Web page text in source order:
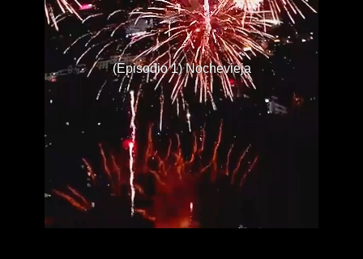
(Episodio 1) Nochevieja